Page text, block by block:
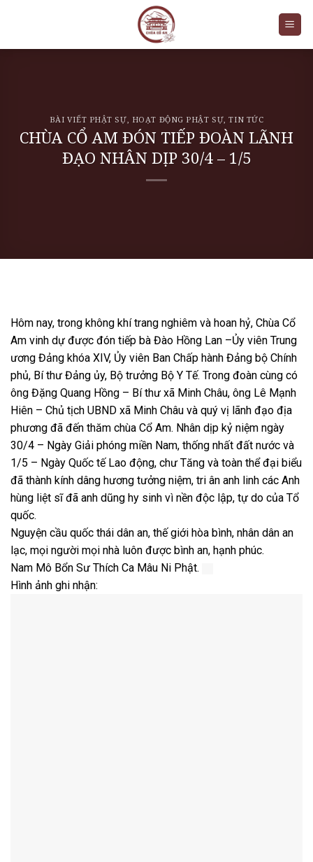
BÀI VIẾT PHẬT SỰ, HOẠT ĐỘNG PHẬT SỰ,TIN TỨC
CHÙA CỔ AM ĐÓN TIẾP ĐOÀN LÃNH
ĐẠO NHÂN DỊP 30/4 – 1/5
Hôm nay, trong không khí trang nghiêm và hoan hỷ, Chùa Cổ
Am vinh dự được đón tiếp bà Đào Hồng Lan –Ủy viên Trung
ương Đảng khóa XIV, Ủy viên Ban Chấp hành Đảng bộ Chính
phủ, Bí thư Đảng ủy, Bộ trưởng Bộ Y Tế. Trong đoàn cùng có
ông Đặng Quang Hồng – Bí thư xã Minh Châu, ông Lê Mạnh
Hiên – Chủ tịch UBND xã Minh Châu và quý vị lãnh đạo địa
phương đã đến thăm chùa Cổ Am. Nhân dịp kỷ niệm ngày
30/4 – Ngày Giải phóng miền Nam, thống nhất đất nước và
1/5 – Ngày Quốc tế Lao động, chư Tăng và toàn thể đại biểu
đã thành kính dâng hương tưởng niệm, tri ân anh linh các Anh
hùng liệt sĩ đã anh dũng hy sinh vì nền độc lập, tự do của Tổ
quốc.
Nguyện cầu quốc thái dân an, thế giới hòa bình, nhân dân an
lạc, mọi người mọi nhà luôn được bình an, hạnh phúc.
Nam Mô Bổn Sư Thích Ca Mâu Ni Phật.
Hình ảnh ghi nhận: